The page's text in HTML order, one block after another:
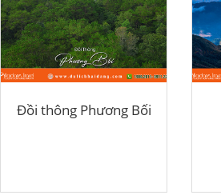
Đồi thông Phương Bối